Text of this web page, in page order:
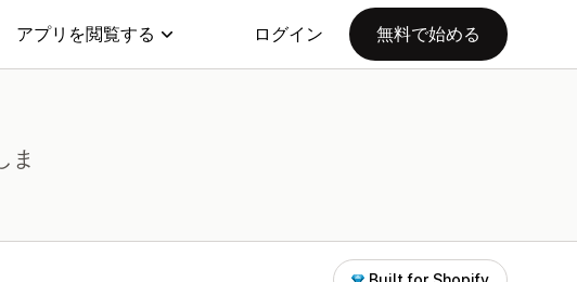
アプリを閲覧する ログイン 無料で始める
ま